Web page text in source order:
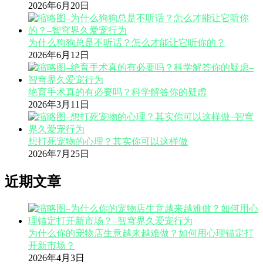
2026年6月20日
为什么狗狗总是不听话？怎么才能让它听你的？
2026年6月12日
绝育手术真的有必要吗？科学解答你的疑虑
2026年3月11日
想打死宠物的心理？其实你可以这样做
2026年7月25日
近期文章
为什么你的宠物店生意越来越难做？如何用心理锚定打
开新市场？
2026年4月3日